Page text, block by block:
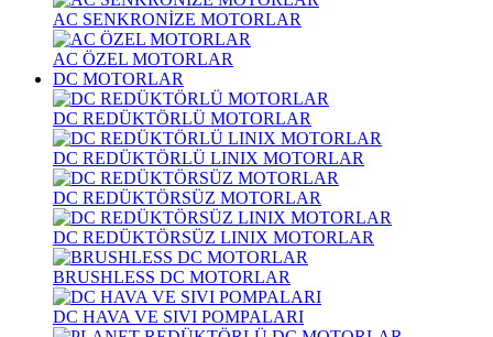
AC SENKRONİZE MOTORLAR
AC ÖZEL MOTORLAR
DC MOTORLAR
DC REDÜKTÖRLÜ MOTORLAR
DC REDÜKTÖRLÜ LINIX MOTORLAR
DC REDÜKTÖRSÜZ MOTORLAR
DC REDÜKTÖRSÜZ LINIX MOTORLAR
BRUSHLESS DC MOTORLAR
DC HAVA VE SIVI POMPALARI